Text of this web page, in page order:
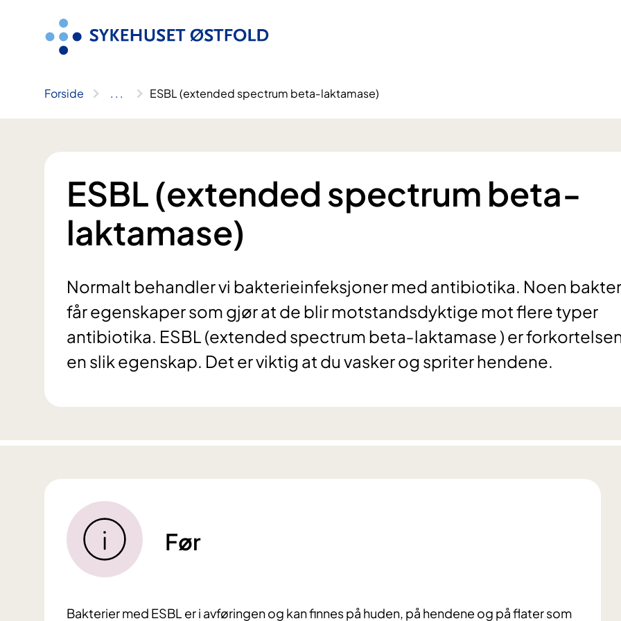
Forside .. . ESBL (extended spectrum beta‐laktamase)
ESBL (extended spectrum beta‐
laktamase)
Normalt behandler vi bakterieinfeksjoner med antibiotika. Noen
får egenskaper som gjør at de blir motstandsdyktige mot flere typer
antibiotika. ESBL (extended spectrum beta‐laktamase ) er
en slik egenskap. Det er viktig at du vasker og spriter hendene.
Før
Bakterier med ESBL er i avføringen og kan finnes på huden, på hendene og på flater som